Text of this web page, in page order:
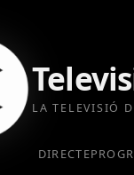
LA TELEVISIÓ
DIRECTE